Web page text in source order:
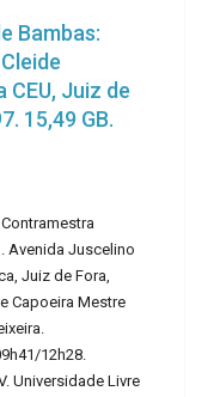
Bambas:
Juiz de
15,49 GB.
Avenida Juscelino
Juiz de Fora,
Capoeira Mestre
12h28.
Universidade Livre